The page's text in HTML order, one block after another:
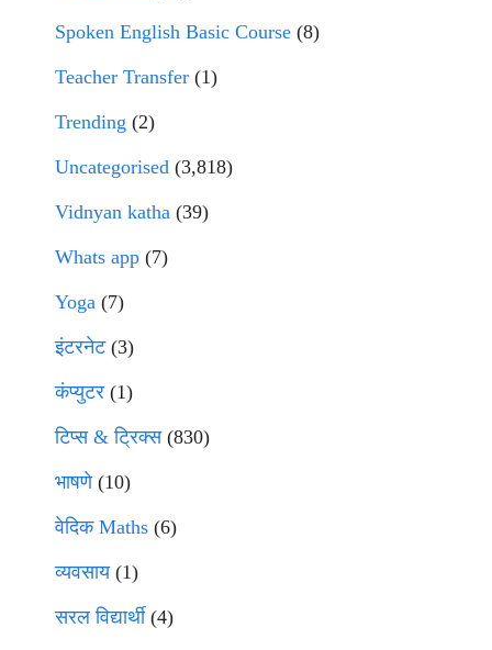
Spoken English Basic Course (8)
Teacher Transfer (1)
Trending (2)
Uncategorised (3,818)
Vidnyan katha (39)
Whats app (7)
Yoga (7)
इंटरनेट(3)
कंप्युटर (1)
टिप्स & ट्रिक्स(830)
भाषणे(10)
वेदिक Maths (6)
व्यवसाय(1)
सरल विद्यार्थी(4)